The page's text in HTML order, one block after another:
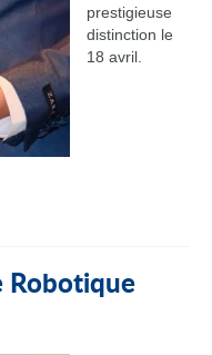
prestigieuse
distinction le
18 avril.
Robotique